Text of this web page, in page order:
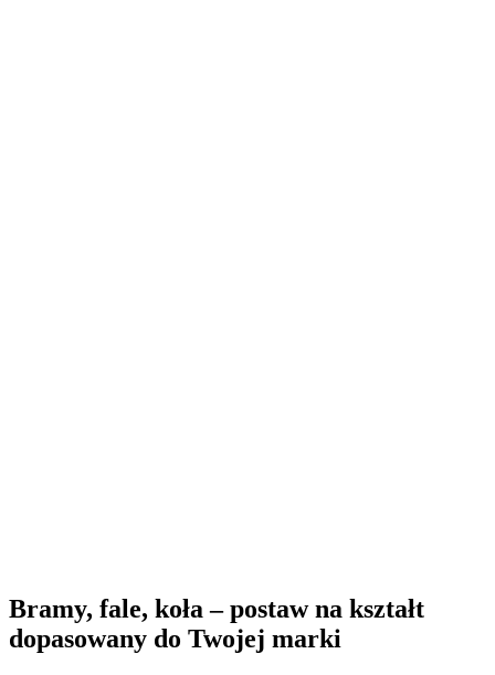
Bramy, fale, koła – postaw na kształt
dopasowany do Twojej marki